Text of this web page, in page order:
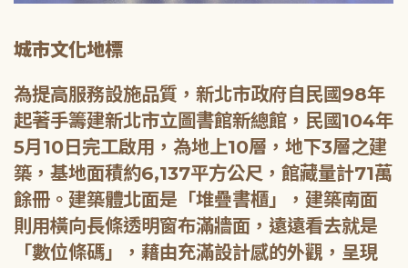
城市文化地標
為提高服務設施品質，新北市政府自民國98年
起著手籌建新北市立圖書館新總館，民國104年
5月10日完工啟用，為地上10層，地下3層之建
築，基地面積約6,137平方公尺，館藏量計71萬
餘冊。建築體北面是「堆疊書櫃」，建築南面
則用橫向長條透明窗布滿牆面，遠遠看去就是
「數位條碼」，藉由充滿設計感的外觀，呈現